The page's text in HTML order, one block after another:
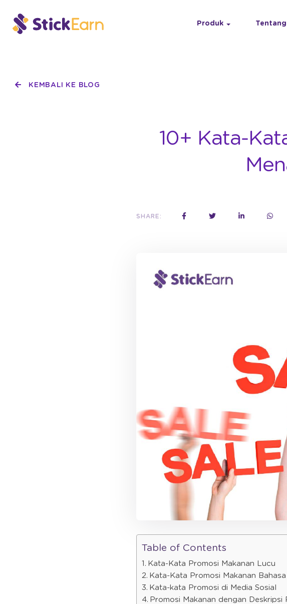
Produk
KEMBALI KE BLOG
10+ Kata-
SHARE:
Table of Contents
Kata-Kata Promosi Makanan Lucu
Kata-Kata Promosi Makanan
Kata-kata Promosi di Media Sosial
Promosi Makanan dengan Deskripsi